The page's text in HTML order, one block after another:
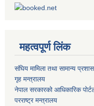
महत्वपूर्ण लिंक
संघिय मामिला तथा सामान्य
गृह मन्त्रालय
नेपाल सरकारको आधिकारिक
परराष्ट्र मन्त्रालय